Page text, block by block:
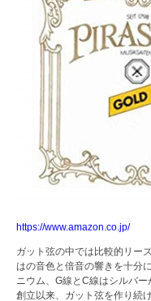
https://www.amazon.co.jp/
ガット弦の中では比較的リー
はの音色と倍音の響きを十分
ニウム、G線とC線はシルバ
創立以来、ガット弦を作り続